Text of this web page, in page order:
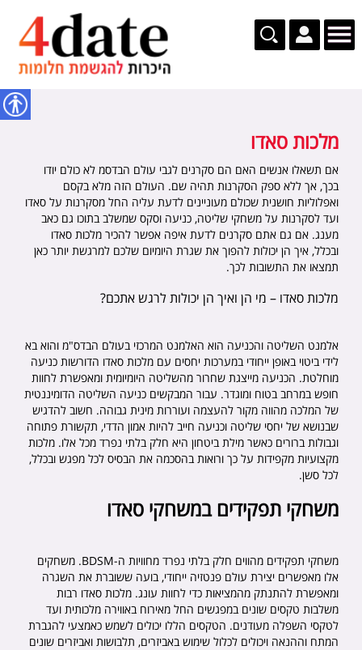
מלכות סאדו
אם תשאלו אנשים האם הם סקרנים לגבי עולם הבדסמ לא כולם יודו
בכך, אך ללא ספק הסקרנות תהיה שם. העולם הזה מלא בקסם
ואפלוליות חושנית שכולם מעוניינים לדעת עליה החל מסקרנות על סאדו
ועד לסקרנות על משחקי שליטה, כניעה וסקס שמשלב בתוכו גם כאב
מענג. אם גם אתם סקרנים לדעת איפה אפשר להכיר מלכות סאדו
ובכלל, איך הן יכולות להפוך את שגרת היומיום שלכם למרגשת יותר כאן
תמצאו את התשובות לכך.
מלכות סאדו – מי הן ואיך הן יכולות לרגש אתכם?
אלמנט השליטה והכניעה הוא האלמנט המרכזי בעולם הבדס"מ והוא בא
לידי ביטוי באופן ייחודי במערכות יחסים עם מלכות סאדו הדורשות כניעה
מוחלטת. הכניעה מייצגת שחרור מהשליטה היומיומית ומאפשרת לחוות
חופש במרחב בטוח ומוגדר. עבור המבקשים כניעה השליטה הדומיננטית
של המלכה מהווה מקור להעצמה ועוררות מינית גבוהה. חשוב להדגיש
שבנושא של יחסי שליטה וכניעה חייב להיות אמון הדדי, תקשורת פתוחה
וגבולות ברורים כאשר מילת ביטחון היא חלק בלתי נפרד מכל אלו. מלכות
מקצועיות מקפידות על כך ורואות בהסכמה את הבסיס לכל מפגש ובכלל,
לכל סשן.
משחקי תפקידים במשחקי סאדו
משחקי תפקידים מהווים חלק בלתי נפרד מחוויות ה-BDSM. משחקים
אלו מאפשרים יצירת עולם פנטזיה ייחודי, בועה ששוברת את השגרה
ומאפשרת להתנתק מהמציאות כדי לחוות עונג. מלכות סאדו רבות
משלבות טקסים שונים במפגשים החל מאירוח באווירה מלכותית ועד
לטקסי השפלה מעודנים. הטקסים הללו יכולים לשמש כאמצעי להגברת
המתח וההנאה ויכולים לכלול שימוש באביזרים, תלבושות ואביזרים שונים